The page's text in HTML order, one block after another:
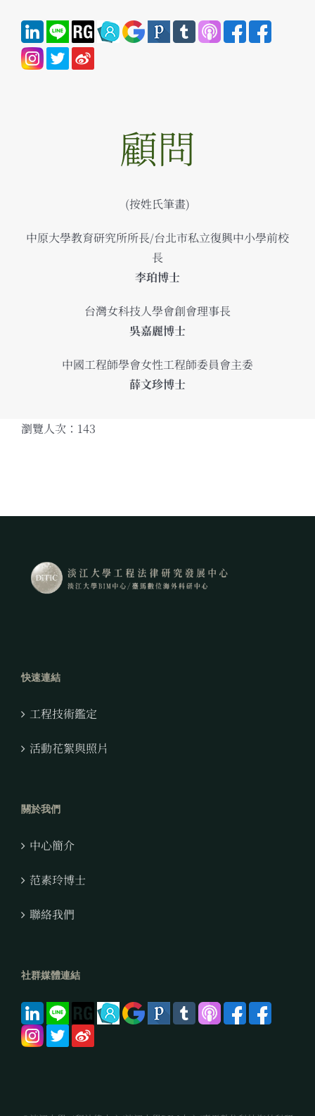
顧問
(按姓氏筆畫)
中原大學教育研究所所長/台北市私立復興中小學前校
長
李珀博士
台灣女科技人學會創會理事長
吳嘉麗博士
中國工程師學會女性工程師委員會主委
薛文珍博士
瀏覽人次：143
快速連結
工程技術鑑定
活動花絮與照片
關於我們
中心簡介
范素玲博士
聯絡我們
社群媒體連結